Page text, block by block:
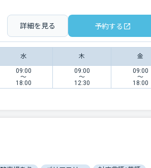
詳細を見る 予約する
水 木 金
09:00
〜
18:00
09:00
〜
12:30
09:00
〜
18:00